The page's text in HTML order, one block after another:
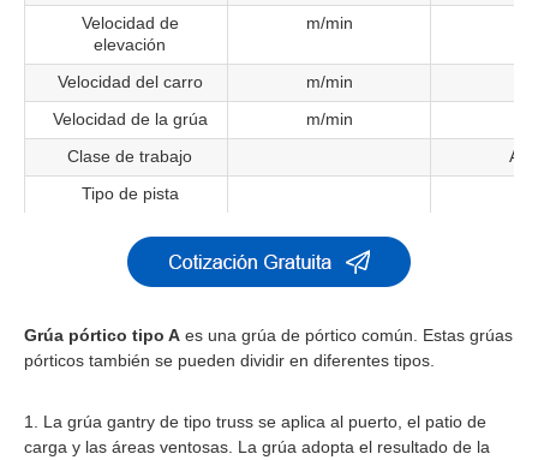
Velocidad de
elevación
m/min
Velocidad del carro m/min
Velocidad de la grúa m/min
Clase de trabajo A5-
Tipo de pista
Grúa pórtico tipo A es una grúa de pórtico común. Estas grúas
pórticos también se pueden dividir en diferentes tipos.
La grúa gantry de tipo truss se aplica al puerto, el patio de
carga y las áreas ventosas. La grúa adopta el resultado de la